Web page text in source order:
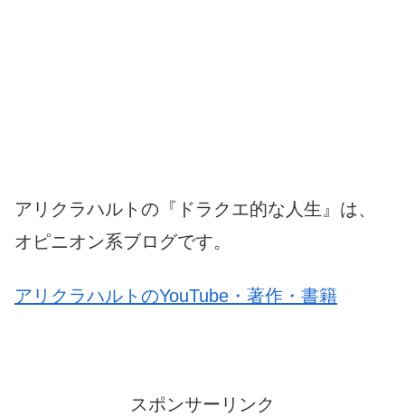
アリクラハルトの『ドラクエ的な人生』は、
オピニオン系ブログです。
アリクラハルトのYouTube・著作・書籍
スポンサーリンク